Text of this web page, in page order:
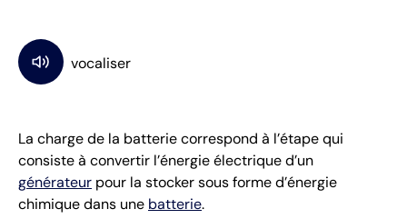
La charge de la batterie correspond à l’étape qui
consiste à convertir l’énergie électrique d’un
générateur pour la stocker sous forme d’énergie
chimique dans une batterie.